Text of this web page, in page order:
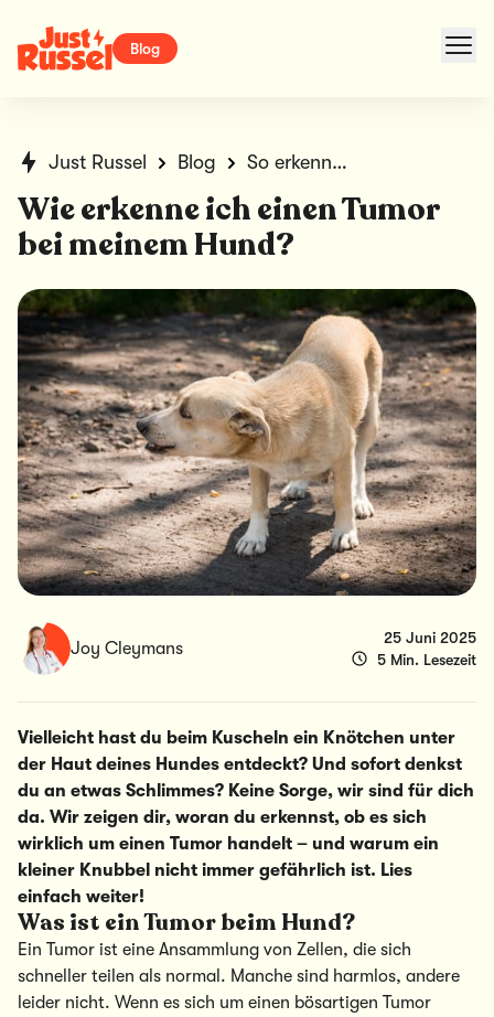
Blog
Just Russel Blog So erkennst du einen Tumor bei deinem Hund
Wie erkenne ich einen Tumor
bei meinem Hund?
Joy Cleymans
25 Juni 2025
5 Min. Lesezeit
Vielleicht hast du beim Kuscheln ein Knötchen unter
der Haut deines Hundes entdeckt? Und sofort denkst
du an etwas Schlimmes? Keine Sorge, wir sind für dich
da. Wir zeigen dir, woran du erkennst, ob es sich
wirklich um einen Tumor handelt – und warum ein
kleiner Knubbel nicht immer gefährlich ist. Lies
einfach weiter!
Was ist ein Tumor beim Hund?
Ein Tumor ist eine Ansammlung von Zellen, die sich
schneller teilen als normal. Manche sind harmlos, andere
leider nicht. Wenn es sich um einen bösartigen Tumor